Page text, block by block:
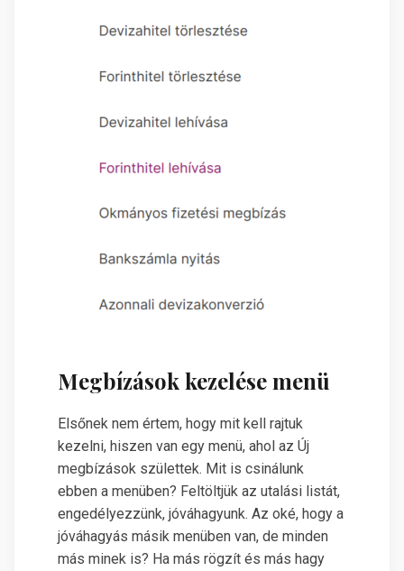
Megbízások kezelése menü
Elsőnek nem értem, hogy mit kell rajtuk
kezelni, hiszen van egy menü, ahol az Új
megbízások születtek. Mit is csinálunk
ebben a menüben? Feltöltjük az utalási listát,
engedélyezzünk, jóváhagyunk. Az oké, hogy a
jóváhagyás másik menüben van, de minden
más minek is? Ha más rögzít és más hagy